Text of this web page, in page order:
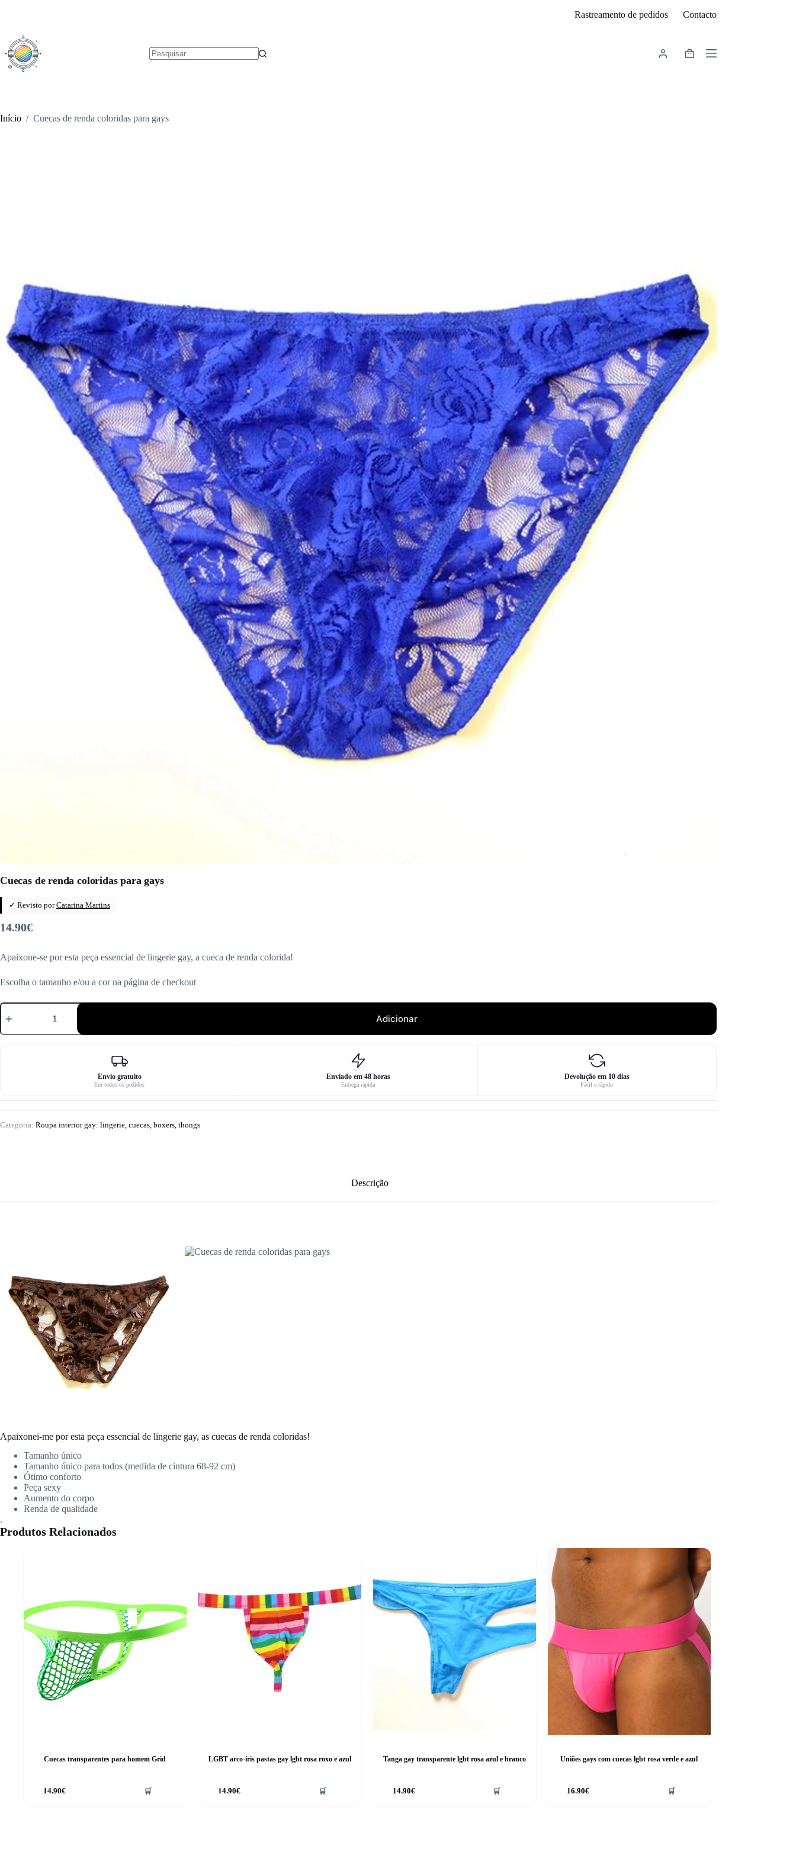
conteúdo
Rastreamento de pedidos Contacto
Carrinho
Início / Cuecas de renda coloridas para gays
Cuecas de renda coloridas para gays
✓ Revisto porCatarina Martins
14.90€
Apaixone-se por esta peça essencial de lingerie gay, a cueca de renda colorida!
Escolha o tamanho e/ou a cor na página de checkout
Quantidade
de
de
Adicionar
Envio gratuito
Em todos os pedidos
Enviado em 48 horas
Entrega rápida
Devolução em 10 dias
Fácil e rápido
Categoria: Roupa interior gay: lingerie, cuecas, boxers, thongs
Descrição
Apaixonei-me por esta peça essencial de lingerie gay, as cuecas de renda coloridas!
Tamanho único
Tamanho único para todos (medida de cintura 68-92 cm)
Ótimo conforto
Peça sexy
Aumento do corpo
Renda de qualidade
.
Produtos Relacionados
Cuecas transparentes para homem Grid
14.90€ 🛒
LGBT arco-íris pastas gay lgbt rosa roxo e azul
14.90€ 🛒
Tanga gay transparente lgbt rosa azul e branco
14.90€ 🛒
Uniões gays com cuecas lgbt rosa verde e azul
16.90€ 🛒